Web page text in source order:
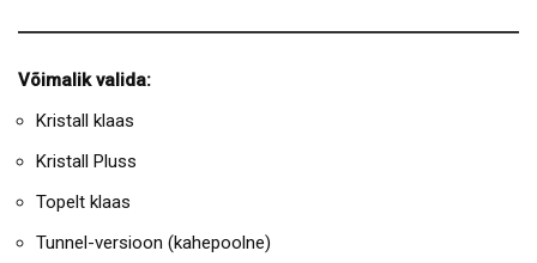
Võimalik valida:
Kristall klaas
Kristall Pluss
Topelt klaas
Tunnel-versioon (kahepoolne)